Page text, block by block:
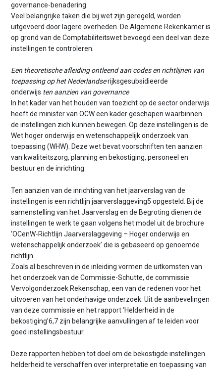
governance-benadering.
Veel belangrijke taken die bij wet zijn geregeld, worden
uitgevoerd door lagere overheden. De Algemene Rekenkamer is
op grond van de Comptabiliteitswet bevoegd een deel van deze
instellingen te controleren.
Een theoretische afleiding ontleend aan codes en richtlijnen van
toepassing op het Nederlandserijksgesubsidieerde
onderwijs ten aanzien van governance
In het kader van het houden van toezicht op de sector onderwijs
heeft de minister van OCW een kader geschapen waarbinnen
de instellingen zich kunnen bewegen. Op deze instellingen is de
Wet hoger onderwijs en wetenschappelijk onderzoek van
toepassing (WHW). Deze wet bevat voorschriften ten aanzien
van kwaliteitszorg, planning en bekostiging, personeel en
bestuur en de inrichting.
Ten aanzien van de inrichting van het jaarverslag van de
instellingen is een richtlijn jaarverslaggeving5 opgesteld. Bij de
samenstelling van het Jaarverslag en de Begroting dienen de
instellingen te werk te gaan volgens het model uit de brochure
‘OCenW-Richtlijn Jaarverslaggeving – Hoger onderwijs en
wetenschappelijk onderzoek’ die is gebaseerd op genoemde
richtlijn.
Zoals al beschreven in de inleiding vormen de uitkomsten van
het onderzoek van de Commissie-Schutte, de commissie
Vervolgonderzoek Rekenschap, een van de redenen voor het
uitvoeren van het onderhavige onderzoek. Uit de aanbevelingen
van deze commissie en het rapport ‘Helderheid in de
bekostiging’6,7 zijn belangrijke aanvullingen af te leiden voor
goed instellingsbestuur.
Deze rapporten hebben tot doel om de bekostigde instellingen
helderheid te verschaffen over interpretatie en toepassing van